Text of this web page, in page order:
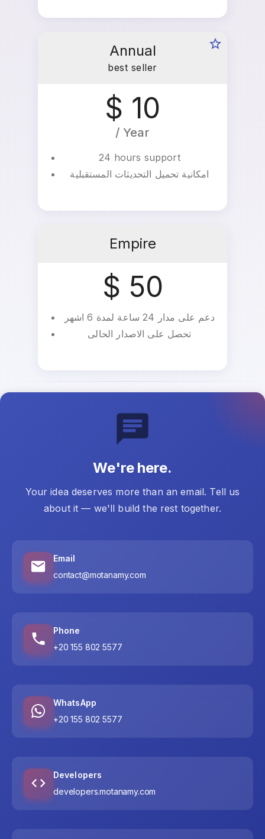
Annual
best seller
$ 10
/ Year
24 hours support
امكانية تحميل التحديثات المستقبلية
Empire
$ 50
دعم على مدار 24 ساعة لمدة 6 اشهر
تحصل على الاصدار الحالى
We're here.
Your idea deserves more than an email. Tell us
about it — we'll build the rest together.
Email
contact@motanamy.com
Phone
+20 155 802 5577
WhatsApp
+20 155 802 5577
Developers
developers.motanamy.com